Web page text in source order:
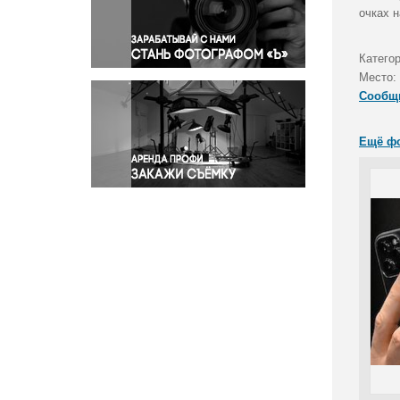
Правосудие
Происшествия и конфликты
Религия
Светская жизнь
Спорт
Экология
Экономика и бизнес
очках
Место:
Ещё